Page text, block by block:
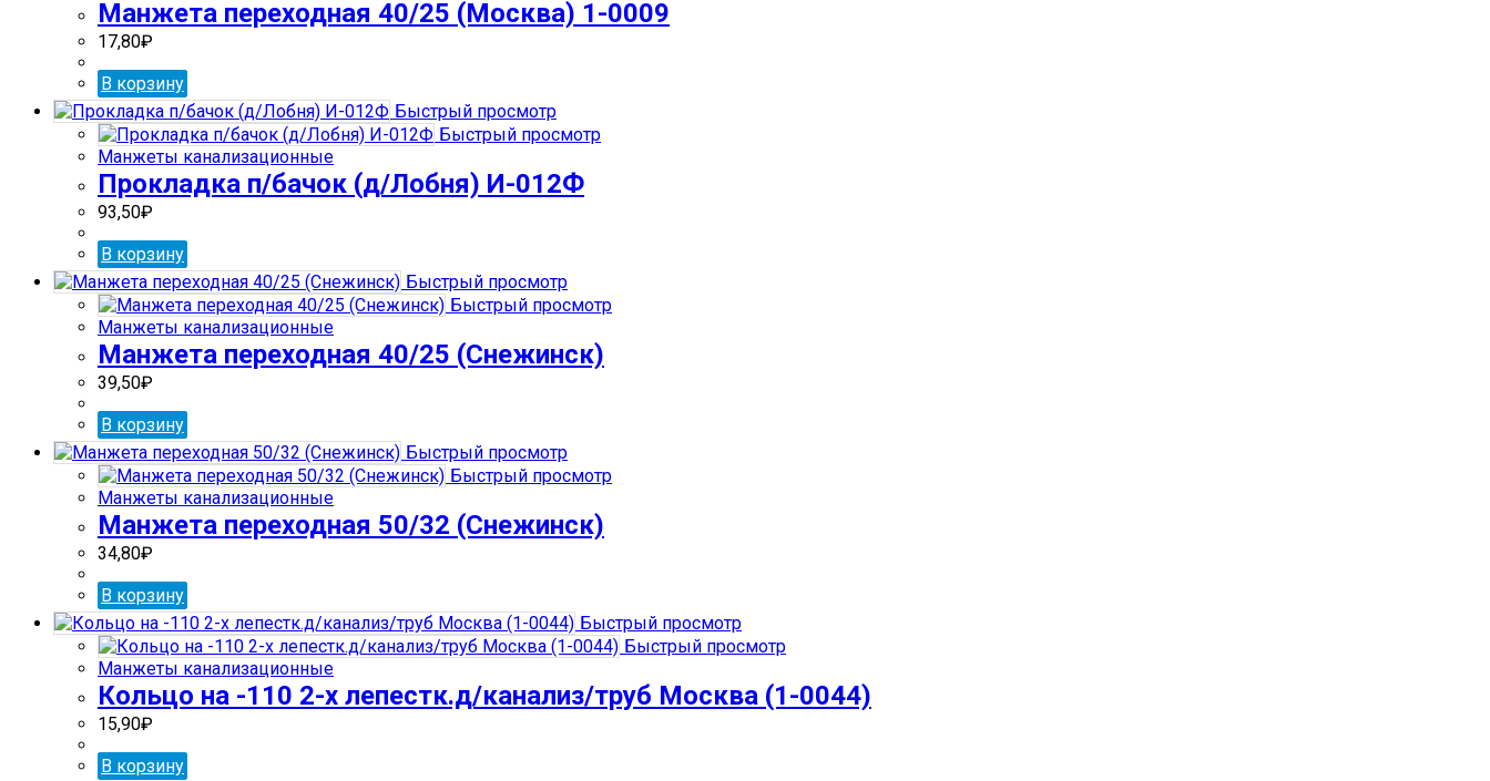
Манжета переходная 40/25 (Москва) 1-0009
17,80₽
В корзину
Быстрый просмотр
Быстрый просмотр
Манжеты канализационные
Прокладка п/бачок (д/Лобня) И-012Ф
93,50₽
В корзину
Быстрый просмотр
Быстрый просмотр
Манжеты канализационные
Манжета переходная 40/25 (Снежинск)
39,50₽
В корзину
Быстрый просмотр
Быстрый просмотр
Манжеты канализационные
Манжета переходная 50/32 (Снежинск)
34,80₽
В корзину
Быстрый просмотр
Быстрый просмотр
Манжеты канализационные
Кольцо на -110 2-х лепестк.д/канализ/труб Москва (1-0044)
15,90₽
В корзину